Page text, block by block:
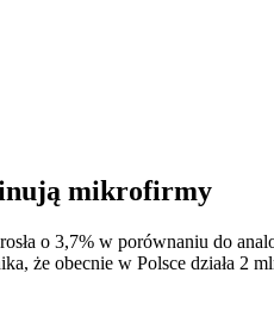
mikrofirmy
o 3,7% w porównaniu do
że obecnie w Polsce działa